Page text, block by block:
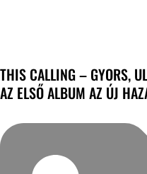
THIS CALLING – GYORS,
AZ ELSŐ ALBUM AZ ÚJ